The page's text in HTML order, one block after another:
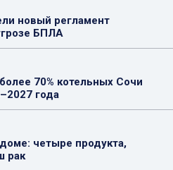
новый регламент
БПЛА
70% котельных Сочи
года
четыре продукта,
рак